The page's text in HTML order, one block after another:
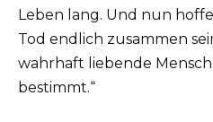
Leben lang. Und nun
Tod endlich zusammen
wahrhaft liebende
bestimmt.“